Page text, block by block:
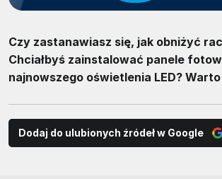
Czy zastanawiasz się, jak obniżyć
Chciałbyś zainstalować panele
najnowszego oświetlenia LED?
Dodaj do ulubionych źródeł w Google